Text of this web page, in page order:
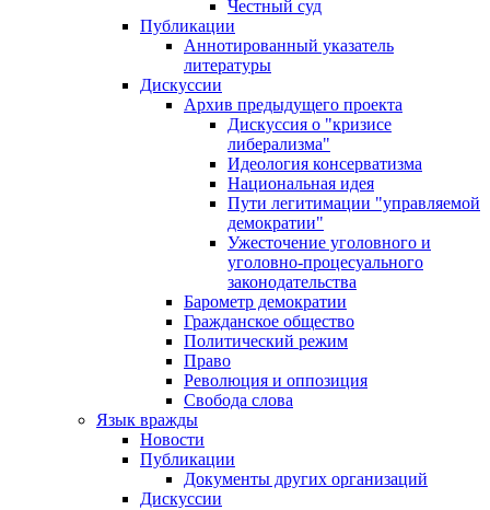
Честный суд
Публикации
Аннотированный указатель
литературы
Дискуссии
Архив предыдущего проекта
Дискуссия о "кризисе
либерализма"
Идеология консерватизма
Национальная идея
Пути легитимации "управляемой
демократии"
Ужесточение уголовного и
уголовно-процесуального
законодательства
Барометр демократии
Гражданское общество
Политический режим
Право
Революция и оппозиция
Свобода слова
Язык вражды
Новости
Публикации
Документы других организаций
Дискуссии